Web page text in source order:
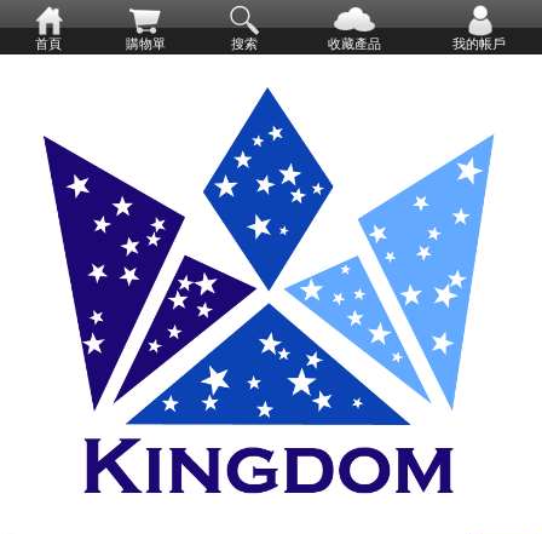
首頁 購物單 搜索 收藏產品 我的帳戶